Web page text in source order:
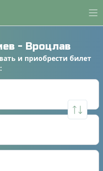
- Вроцлав
и приобрести билет
: